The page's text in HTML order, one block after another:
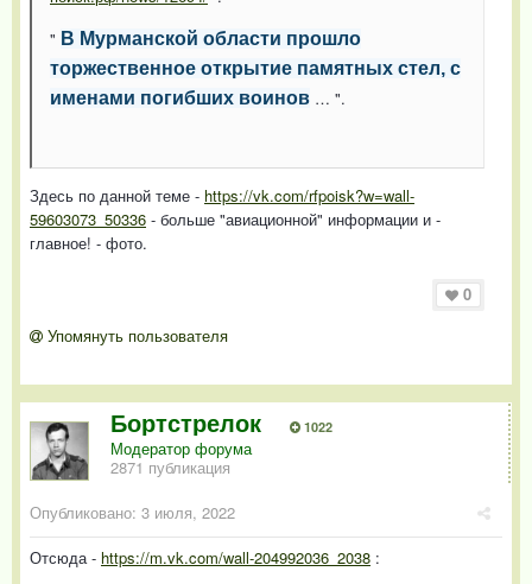
" В Мурманской области прошло
торжественное открытие памятных стел, с
именами погибших воинов … ".
Здесь по данной теме - https://vk.com/rfpoisk?w=wall-
59603073_50336 - больше "авиационной" информации и -
главное! - фото.
0
Упомянуть пользователя
Бортстрелок 1022
Модератор форума
2871 публикация
Опубликовано: 3 июля, 2022
Отсюда - https://m.vk.com/wall-204992036_2038 :